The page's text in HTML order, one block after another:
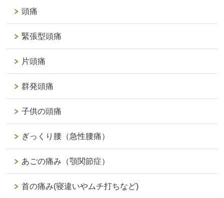
頭痛
緊張型頭痛
片頭痛
群発頭痛
子供の頭痛
ぎっくり腰（急性腰痛）
あごの痛み（顎関節症）
首の痛み(寝違いやムチ打ちなど)